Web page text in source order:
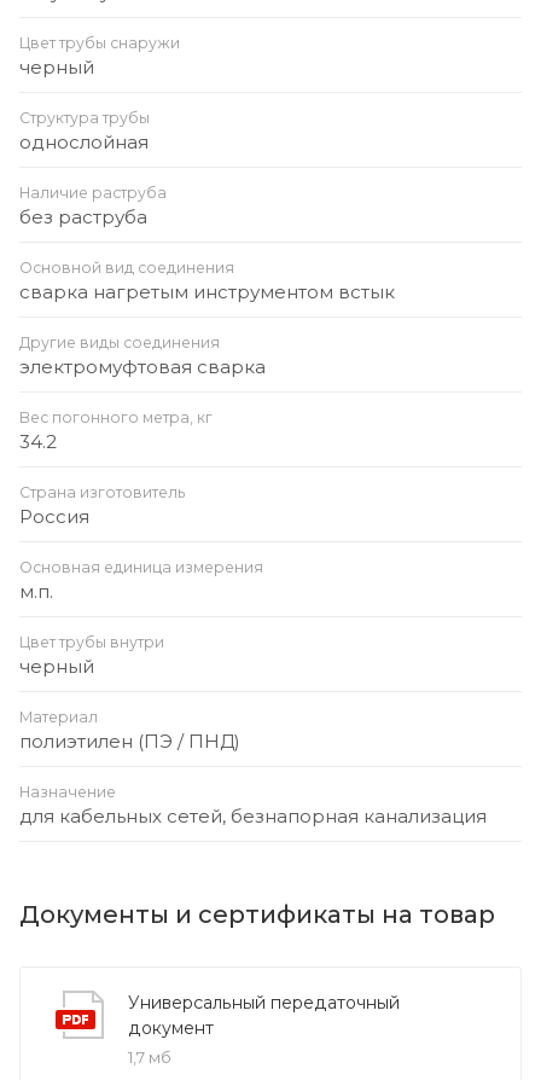
Цвет трубы снаружи
черный
Структура трубы
однослойная
Наличие раструба
без раструба
Основной вид соединения
сварка нагретым инструментом встык
Другие виды соединения
электромуфтовая сварка
Вес погонного метра, кг
34.2
Страна изготовитель
Россия
Основная единица измерения
м.п.
Цвет трубы внутри
черный
Материал
полиэтилен (ПЭ / ПНД)
Назначение
для кабельных сетей, безнапорная канализация
Документы и сертификаты на товар
Универсальный передаточный
документ
1,7 мб